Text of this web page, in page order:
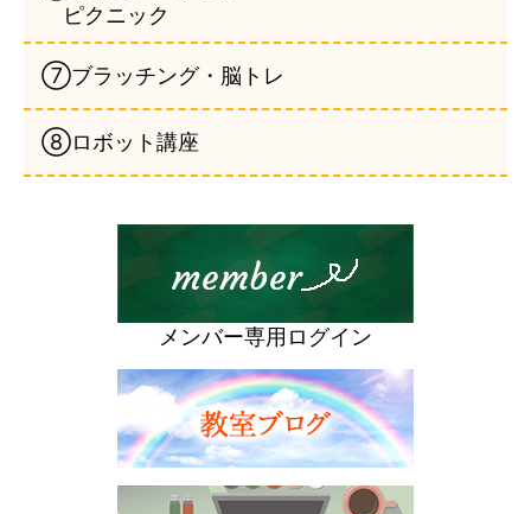
ピクニック
⑦ブラッチング・脳トレ
⑧ロボット講座
メンバー専用ログイン